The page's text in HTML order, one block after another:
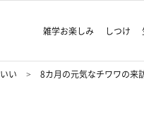
雑学お楽しみ しつけ
い 8カ月の元気なチワワの来